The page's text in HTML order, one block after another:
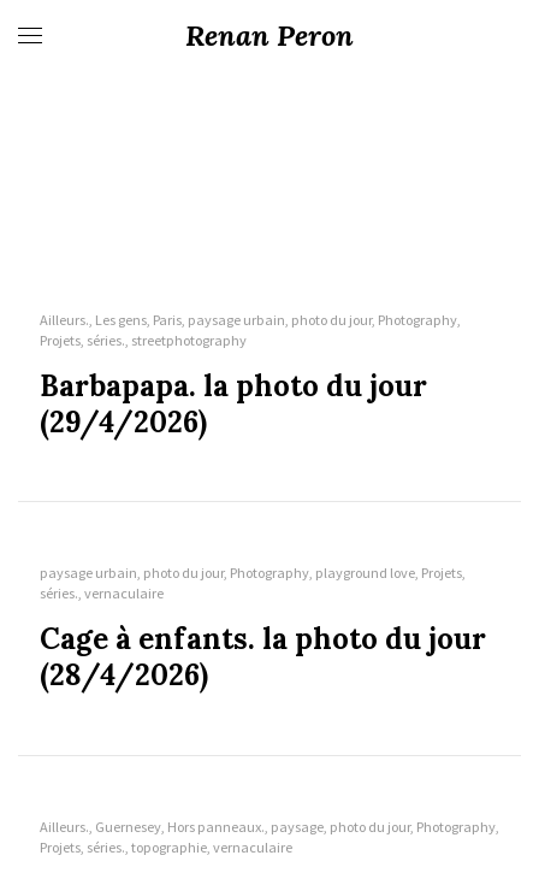
Renan Peron
Ailleurs., Les gens, Paris, paysage urbain, photo du jour, Photography,
Projets, séries., streetphotography
Barbapapa. la photo du jour
(29/4/2026)
paysage urbain, photo du jour, Photography, playground love, Projets,
séries., vernaculaire
Cage à enfants. la photo du jour
(28/4/2026)
Ailleurs., Guernesey, Hors panneaux., paysage, photo du jour, Photography,
Projets, séries., topographie, vernaculaire